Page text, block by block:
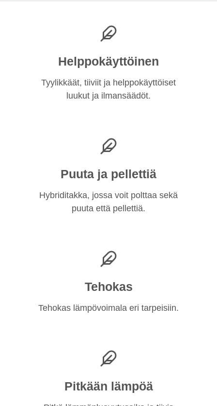
Helppokäyttöinen
Tyylikkäät, tiiviit ja helppokäyttöiset
luukut ja ilmansäädöt.
Puuta ja pellettiä
Hybriditakka, jossa voit polttaa sekä
puuta että pellettiä.
Tehokas
Tehokas lämpövoimala eri tarpeisiin.
Pitkään lämpöä